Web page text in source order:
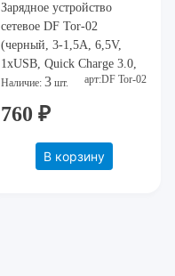
Зарядное устройство
сетевое DF Tor-02
(черный, 3-1,5A, 6,5V,
1xUSB, Quick Charge 3.0,
USB-кабелем (120 см)
Наличие: 3 шт. арт:DF Tor-02
760 ₽
В корзину